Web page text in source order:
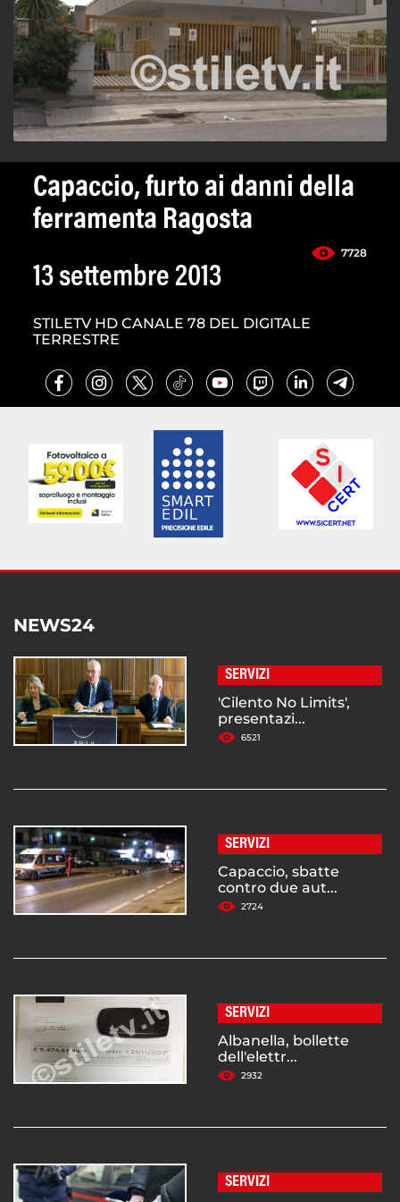
Capaccio, furto ai danni della
ferramenta Ragosta
7728
13 settembre 2013
STILETV HD CANALE 78 DEL DIGITALE
TERRESTRE
NEWS24
SERVIZI
'Cilento No Limits',
presentazi...
6521
SERVIZI
Capaccio, sbatte
contro due aut...
2724
SERVIZI
Albanella, bollette
dell'elettr...
2932
SERVIZI